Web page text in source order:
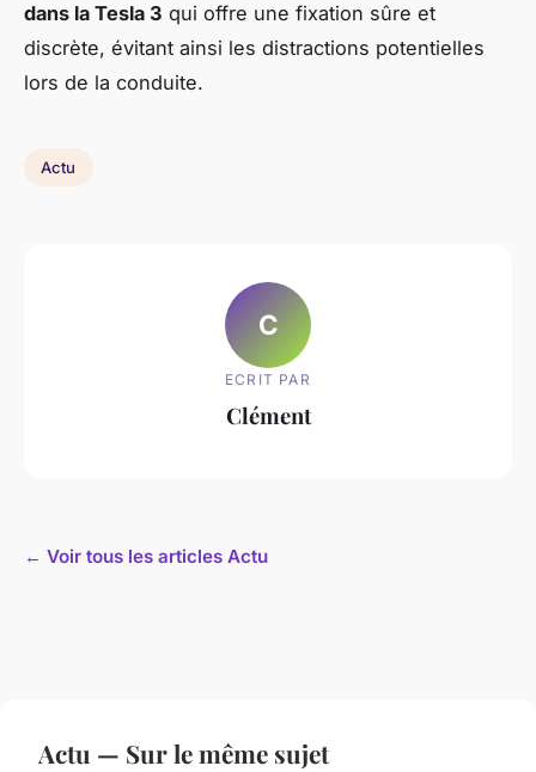
dans la Tesla 3 qui offre une fixation sûre et
discrète, évitant ainsi les distractions potentielles
lors de la conduite.
Actu
C
ECRIT PAR
Clément
← Voir tous les articles Actu
Actu — Sur le même sujet